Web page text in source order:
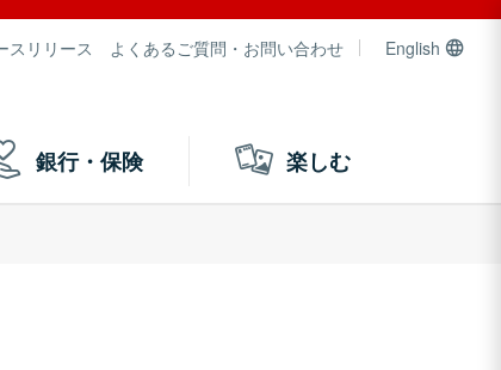
スリリース よくあるご質問・お問い合わせ English
銀行・保険 楽しむ